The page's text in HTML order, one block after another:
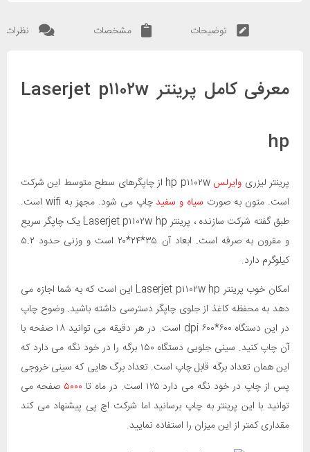
توضیحات مشخصات نظرات
معرفی کامل پرینتر Laserjet p۱۱۰۲w
hp
پرینتر لیزری وایرلس
hp p۱۱۰۲w از چاپگرهای سطح متوسط این شرکت
است. متون به صورت سیاه و سفید
چاپ می شود. مجهز به wifi است.
طبق گفته شرکت سازنده ، پرینتر Laserjet p۱۱۰۲w hp یک چاپگر سریع
و مقرون به صرفه است. ابعاد آن ۳۵*۲۴*۲۰ است و وزنی حدود ۵.۲
کیلوگرم دارد.
امکان خوب پرینتر Laserjet p۱۱۰۲w hp این است که به شما اجازه می
دهد به محفظه کاغذ از جلوی چاپگر دسترسی داشته باشید. وضوح چاپ
در این دستگاه ۶۰۰*۶۰۰ dpi است. در هر دقیقه می توانید ۱۸ صفحه با
آن چاپ کنید. سینی جلویی دستگاه ۱۵۰ برگه را در خود نگه می دارد که
این همان تعداد برگه قابل چاپ است. تعداد برگ هایی که سینی خروجی
پس از چاپ در خود نگه می دارد ۱۲۵ است. در ماه تا
۵۰۰۰ صفحه می
توانید با این پرینتر به چاپ برسانید اما شرکت اچ پی پیشنهاد می کند
مقداری کمتر از این میزان را استفاده نمایید.